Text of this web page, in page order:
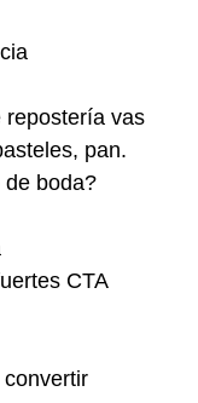
repostería vas
pan.
de boda?
CTA